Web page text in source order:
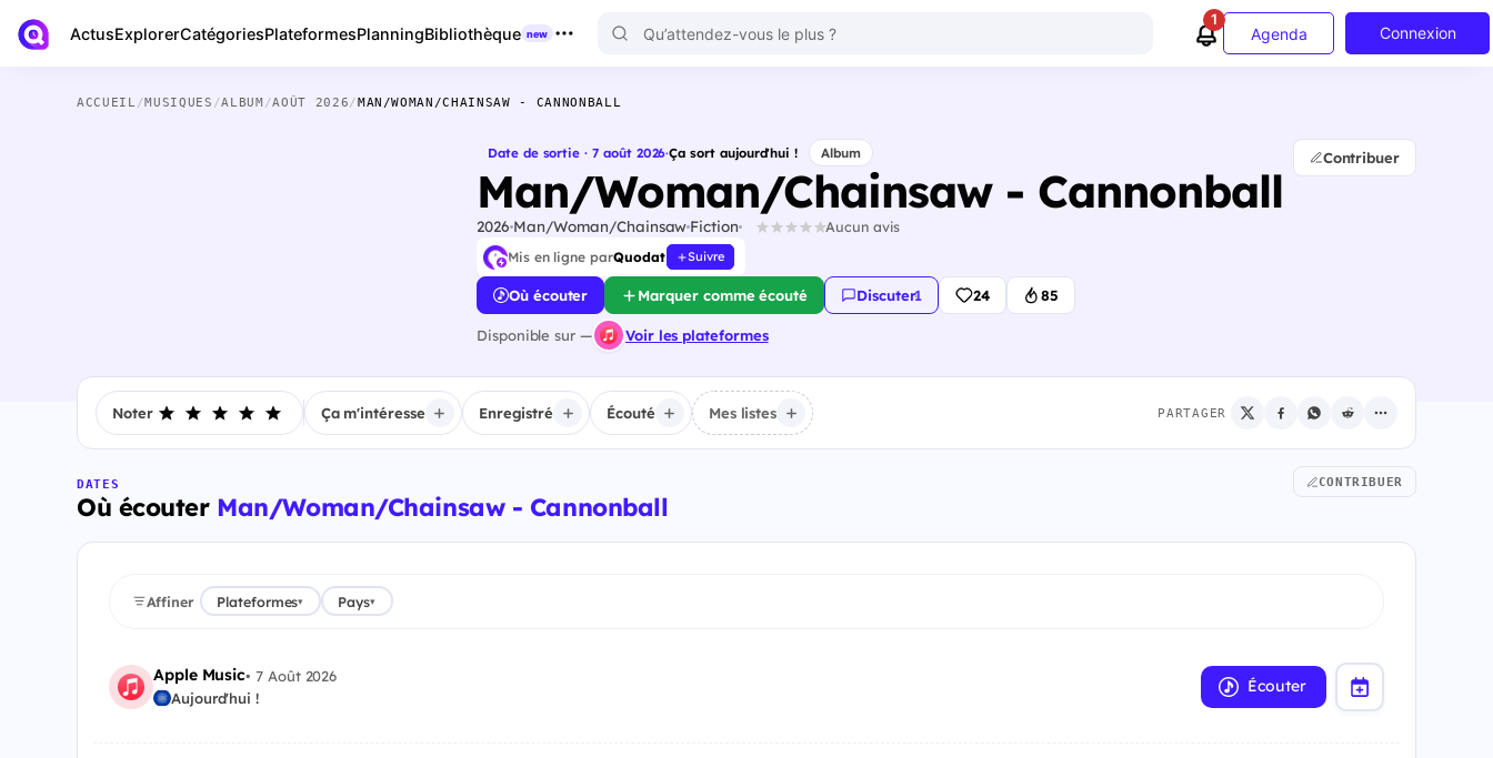
ActusExplorerCatégoriesPlateformesPlanningBibliothèque new
1
Agenda Connexion
ACCUEIL /MUSIQUES /ALBUM/AOÛT 2026/MAN/WOMAN/CHAINSAW - CANNONBALL
Date de sortie · 7 août 2026·Ça sort aujourd'hui ! Album
Man/Woman/Chainsaw - Cannonball
2026 Man/Woman/Chainsaw Fiction Aucun avis
Mis en ligne parQuodat Suivre
Contribuer
Où écouter Marquer comme écouté Discuter·1 24 85
Disponible sur — Voir les plateformes
Noter Ça m'intéresse Enregistré Écouté Mes listes PARTAGER
DATES
Où écouter Man/Woman/Chainsaw - Cannonball
CONTRIBUER
Affiner Plateformes▾ Pays▾
Apple Music•7 Août 2026
Aujourd'hui !
Écouter